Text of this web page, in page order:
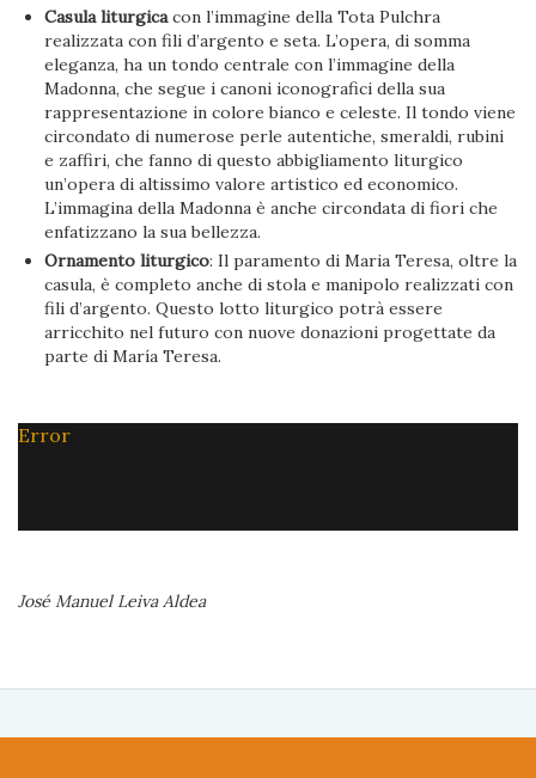
Casula liturgicacon l’immagine della Tota Pulchra
realizzata con fili d’argento e seta. L’opera, di somma
eleganza, ha un tondo centrale con l’immagine della
Madonna, che segue i canoni iconografici della sua
rappresentazione in colore bianco e celeste. Il tondo viene
circondato di numerose perle autentiche, smeraldi, rubini
e zaffiri, che fanno di questo abbigliamento liturgico
un’opera di altissimo valore artistico ed economico.
L’immagina della Madonna è anche circondata di fiori che
enfatizzano la sua bellezza.
Ornamento liturgico: Il paramento di Maria Teresa, oltre la
casula, è completo anche di stola e manipolo realizzati con
fili d’argento. Questo lotto liturgico potrà essere
arricchito nel futuro con nuove donazioni progettate da
parte di María Teresa.
Error
José Manuel Leiva Aldea